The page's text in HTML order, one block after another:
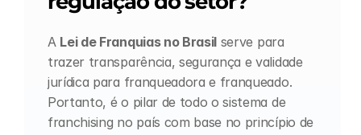
A Lei de Franquias no Brasil serve para
trazer transparência, segurança e validade
jurídica para franqueadora e franqueado.
Portanto, é o pilar de todo o sistema de
franchising no país com base no princípio de